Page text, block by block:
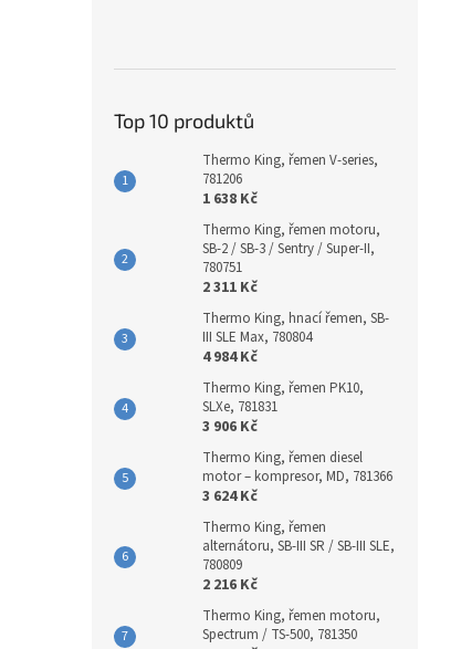
Top 10 produktů
Thermo King, řemen V-series,
781206
1 638 Kč
Thermo King, řemen motoru,
SB-2 / SB-3 / Sentry / Super-II,
780751
2 311 Kč
Thermo King, hnací řemen, SB-
III SLE Max, 780804
4 984 Kč
Thermo King, řemen PK10,
SLXe, 781831
3 906 Kč
Thermo King, řemen diesel
motor – kompresor, MD, 781366
3 624 Kč
Thermo King, řemen
alternátoru, SB-III SR / SB-III SLE,
780809
2 216 Kč
Thermo King, řemen motoru,
Spectrum / TS-500, 781350